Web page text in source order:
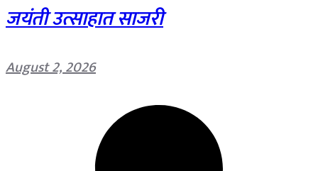
जयंती उत्साहात साजरी
August 2, 2026